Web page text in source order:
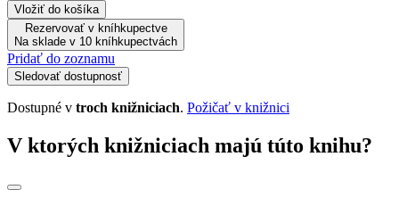
Vložiť do košíka
Rezervovať v kníhkupectve
Na sklade v 10 kníhkupectvách
Pridať do zoznamu
Sledovať dostupnosť
Dostupné v troch knižniciach. Požičať v knižnici
V ktorých knižniciach majú túto knihu?